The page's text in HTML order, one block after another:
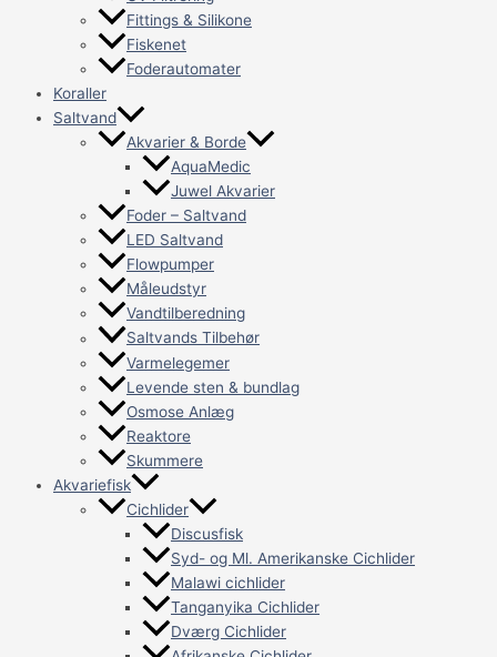
Fittings & Silikone
Fiskenet
Foderautomater
Koraller
Saltvand
Akvarier & Borde
AquaMedic
Juwel Akvarier
Foder – Saltvand
LED Saltvand
Flowpumper
Måleudstyr
Vandtilberedning
Saltvands Tilbehør
Varmelegemer
Levende sten & bundlag
Osmose Anlæg
Reaktore
Skummere
Akvariefisk
Cichlider
Discusfisk
Syd- og Ml. Amerikanske Cichlider
Malawi cichlider
Tanganyika Cichlider
Dværg Cichlider